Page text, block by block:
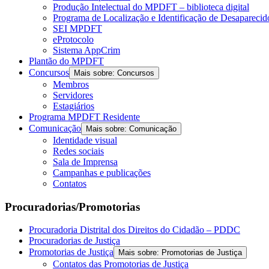
Produção Intelectual do MPDFT – biblioteca digital
Programa de Localização e Identificação de
SEI MPDFT
eProtocolo
Sistema AppCrim
Plantão do MPDFT
Concursos
Mais sobre: Concursos
Membros
Servidores
Estagiários
Programa MPDFT Residente
Comunicação
Mais sobre: Comunicação
Identidade visual
Redes sociais
Sala de Imprensa
Campanhas e publicações
Contatos
Procuradorias/Promotorias
Procuradoria Distrital dos Direitos do Cidadão – PDDC
Procuradorias de Justiça
Promotorias de Justiça
Mais sobre: Promotorias de Justiça
Contatos das Promotorias de Justiça